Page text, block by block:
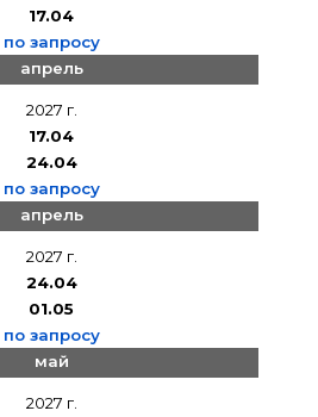
17.04
по запросу
апрель
2027 г.
17.04
24.04
по запросу
апрель
2027 г.
24.04
01.05
по запросу
май
2027 г.